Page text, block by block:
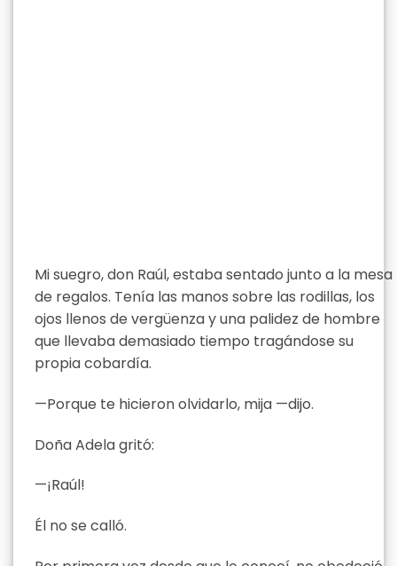
Mi suegro, don Raúl, estaba sentado junto a la mesa
de regalos. Tenía las manos sobre las rodillas, los
ojos llenos de vergüenza y una palidez de hombre
que llevaba demasiado tiempo tragándose su
propia cobardía.
—Porque te hicieron olvidarlo, mija —dijo.
Doña Adela gritó:
—¡Raúl!
Él no se calló.